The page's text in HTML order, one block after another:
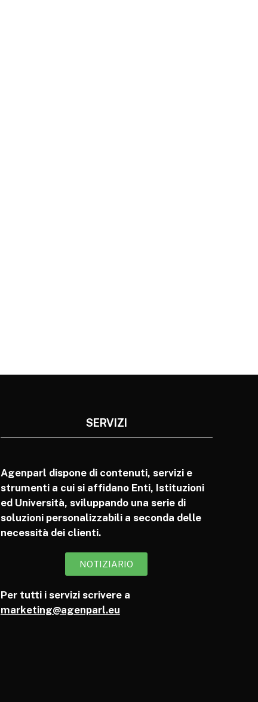
SERVIZI
Agenparl dispone di contenuti, servizi e
strumenti a cui si affidano Enti, Istituzioni
ed Università, sviluppando una serie di
soluzioni personalizzabili a seconda delle
necessità dei clienti.
NOTIZIARIO
Per tutti i servizi scrivere a
marketing@agenparl.eu